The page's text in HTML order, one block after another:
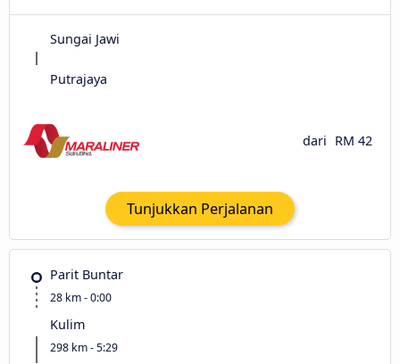
Sungai Jawi
Putrajaya
dari RM 42
Tunjukkan Perjalanan
Parit Buntar
28 km - 0:00
Kulim
298 km - 5:29